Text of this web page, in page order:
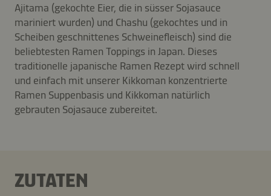
Ajitama (gekochte Eier, die in süsser Sojasauce
mariniert wurden) und Chashu (gekochtes und in
Scheiben geschnittenes Schweinefleisch) sind die
beliebtesten Ramen Toppings in Japan. Dieses
traditionelle japanische Ramen Rezept wird schnell
und einfach mit unserer Kikkoman konzentrierte
Ramen Suppenbasis und Kikkoman natürlich
gebrauten Sojasauce zubereitet.
ZUTATEN